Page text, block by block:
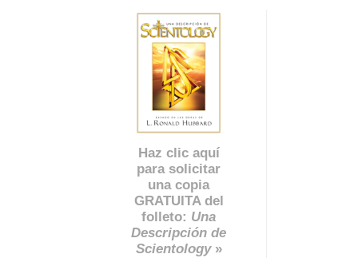
Haz clic aquí
para solicitar
una copia
GRATUITA del
folleto: Una
Descripción de
Scientology»